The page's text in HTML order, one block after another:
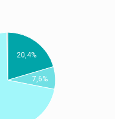
20,4%
7,6%